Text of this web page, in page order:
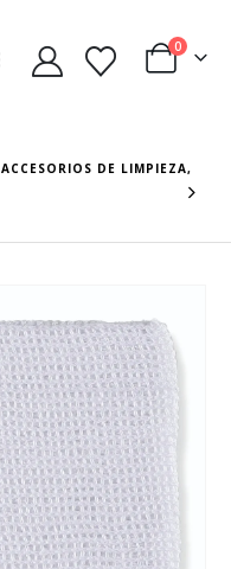
0
ACCESORIOS DE LIMPIEZA,